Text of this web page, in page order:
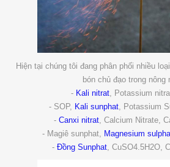
Hiện tại chúng tôi đang phân phối nhiều
bón chủ đạo trong nông
- Kali nitrat , Potassium
- SOP, Kali sunphat, Potassium
- Canxi nitrat, Calcium Nitrate,
- Magiê sunphat,
Magnesium
- Đồng Sunphat, CuSO4.5H2O,